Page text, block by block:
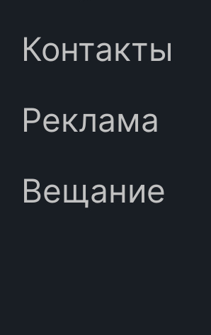
Контакты
Реклама
Вещание